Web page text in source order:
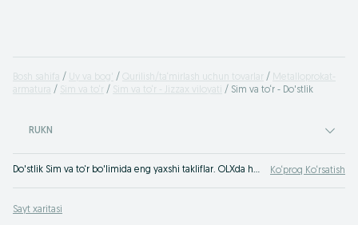
Bosh sahifa Uy va bog' Qurilish/ta‘mirlash uchun tovarlar
Metalloprokat-
armatura
Sim va to‘r Sim va to‘r - Jizzax viloyati Sim va to‘r - Do'stlik
RUKN
Do'stlik Sim va to‘r bo'limida eng yaxshi takliflar. OLXda hamyonbop narxlarda mahsulot va xizmatlarning katta tanlovi! OLX.uz da ko'plab takliflar! Ko‘proq Ko‘rsatish
Sayt xaritasi